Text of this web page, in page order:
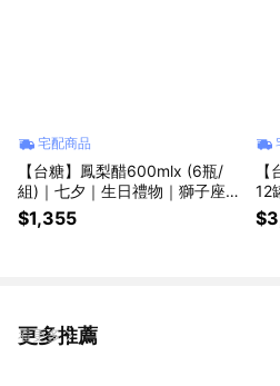
宅配商品
【台糖】鳳梨醋600mlx (6瓶/
組)｜七夕｜生日禮物｜獅子座｜
父親節｜健康｜女性｜果醋｜喜
歡你｜暖心室友｜手機｜可愛｜
$1,355
12
節
你
更多推薦
看更多